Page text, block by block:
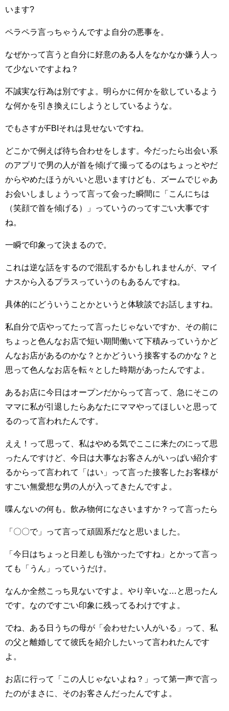
います?
ペラペラ言っちゃうんですよ自分の悪事を。
なぜかって言うと自分に好意のある人をなかなか嫌う人っ
て少ないですよね？
不誠実な行為は別ですよ。明らかに何かを欲しているよう
な何かを引き換えにしようとしているような。
でもさすがFBIそれは見せないですね。
どこかで例えば待ち合わせをします。今だったら出会い系
のアプリで男の人が首を傾げて撮ってるのはちょっとやだ
からやめたほうがいいと思いますけども、ズームでじゃあ
お会いしましょうって言って会った瞬間に「こんにちは
（笑顔で首を傾げる）」っていうのってすごい大事です
ね。
一瞬で印象って決まるので。
これは逆な話をするので混乱するかもしれませんが、マイ
ナスから入るプラスっていうのもあるんですね。
具体的にどういうことかというと体験談でお話しますね。
私自分で店やってたって言ったじゃないですか、その前に
ちょっと色んなお店で短い期間働いて下積みっていうかど
んなお店があるのかな？とかどういう接客するのかな？と
思って色んなお店を転々とした時期があったんですよ。
あるお店に今日はオープンだからって言って、急にそこの
ママに私が引退したらあなたにママやってほしいと思って
るのって言われたんです。
ええ！って思って、私はやめる気でここに来たのにって思
ったんですけど、今日は大事なお客さんがいっぱい紹介す
るからって言われて「はい」って言った接客したお客様が
すごい無愛想な男の人が入ってきたんですよ。
喋んないの何も。飲み物何になさいますか？って言ったら
「〇〇で」って言って頑固系だなと思いました。
「今日はちょっと日差しも強かったですね」とかって言っ
ても「うん」っていうだけ。
なんか全然こっち見ないですよ。やり辛いな…と思ったん
です。なのですごい印象に残ってるわけですよ。
でね、ある日うちの母が「会わせたい人がいる」って、私
の父と離婚してて彼氏を紹介したいって言われたんです
よ。
お店に行って「この人じゃないよね？」って第一声で言っ
たのがまさに、そのお客さんだったんですよ。